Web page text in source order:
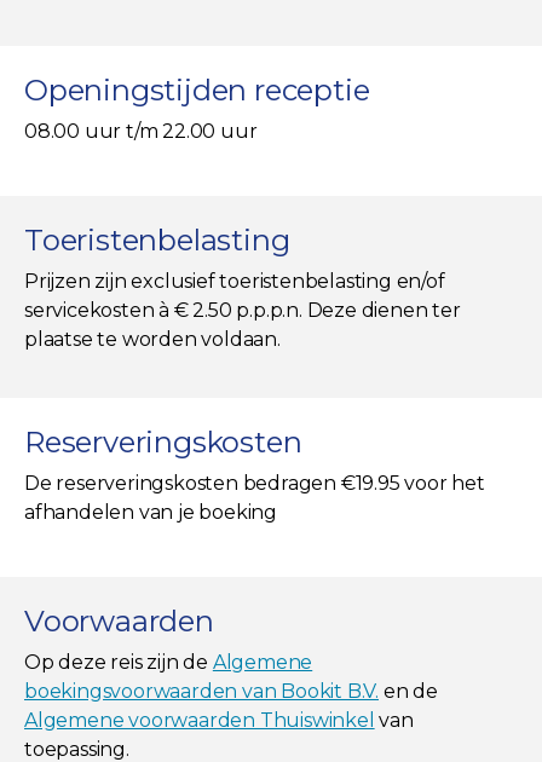
Openingstijden receptie
08.00 uur t/m 22.00 uur
Toeristenbelasting
Prijzen zijn exclusief toeristenbelasting en/of
servicekosten à € 2.50 p.p.p.n. Deze dienen ter
plaatse te worden voldaan.
Reserveringskosten
De reserveringskosten bedragen €19.95 voor het
afhandelen van je boeking
Voorwaarden
Op deze reis zijn de Algemene
boekingsvoorwaarden van Bookit B.V. en de
Algemene voorwaarden Thuiswinkel van
toepassing.